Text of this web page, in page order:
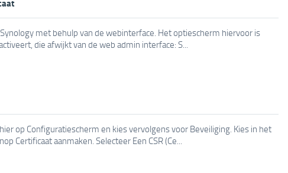
met behulp van de webinterface. Het optiescherm hiervoor is
die afwijkt van de web admin interface: S...
op Configuratiescherm en kies vervolgens voor Beveiliging. Kies in het
Certificaat aanmaken. Selecteer Een CSR (Ce...